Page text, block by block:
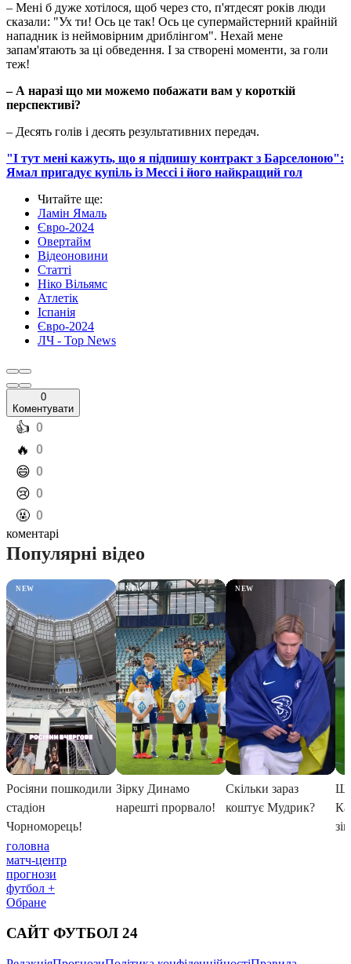
– Мені б дуже хотілося, щоб через сто, п'ятдесят років люди
сказали: "Ух ти! Ось це так! Ось це супермайстерний крайній
нападник із неймовірним дриблінгом". Нехай мене
запам'ятають за ці обведення. І за створені моменти, за голи
теж!
– А наразі що ми можемо побажати вам у короткій
перспективі?
– Десять голів і десять результативних передач.
"І тут мені кажуть, що я підпишу контракт з Барселоною":
Ямал пригадує купіль із Мессі і його найкращий гол
Читайте ще:
Ламін Ямаль
Євро-2024
Овертайм
Відеоновини
Статті
Ніко Вільямс
Атлетік
Іспанія
Євро-2024
ЛЧ - Top News
0
Коментувати
️👍 0
️🔥 0
️😄 0
️😢 0
️🤬 0
коментарі
головна
матч-центр
прогнози
футбол +
Обране
САЙТ ФУТБОЛ 24